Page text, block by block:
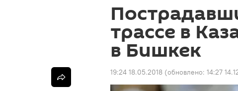
трассе в
в Бишкек
19:24 18.05.2018 (обновлено: 14:27